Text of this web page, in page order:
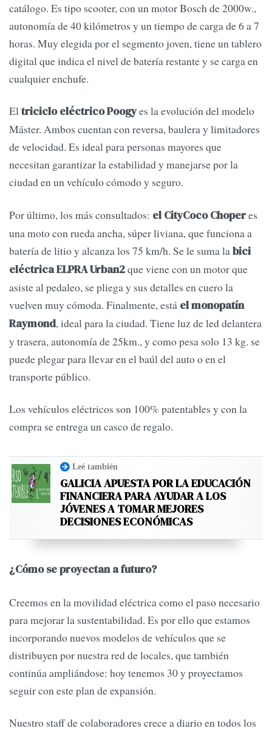
catálogo. Es tipo scooter, con un motor Bosch de 2000w.,
autonomía de 40 kilómetros y un tiempo de carga de 6 a 7
horas. Muy elegida por el segmento joven, tiene un tablero
digital que indica el nivel de batería restante y se carga en
cualquier enchufe.
Eltriciclo eléctrico Poogyes la evolución del modelo
Máster. Ambos cuentan con reversa, baulera y limitadores
de velocidad. Es ideal para personas mayores que
necesitan garantizar la estabilidad y manejarse por la
ciudad en un vehículo cómodo y seguro.
Por último, los más consultados: el CityCoco Choperes
una moto con rueda ancha, súper liviana, que funciona a
batería de litio y alcanza los 75 km/h. Se le suma labici
eléctrica ELPRA Urban2que viene con un motor que
asiste al pedaleo, se pliega y sus detalles en cuero la
vuelven muy cómoda. Finalmente, está el monopatín
Raymond, ideal para la ciudad. Tiene luz de led delantera
y trasera, autonomía de 25km., y como pesa solo 13 kg. se
puede plegar para llevar en el baúl del auto o en el
transporte público.
Los vehículos eléctricos son 100% patentables y con la
compra se entrega un casco de regalo.
Leé también
GALICIA APUESTA POR LA EDUCACIÓN
FINANCIERA PARA AYUDAR A LOS
JÓVENES A TOMAR MEJORES
DECISIONES ECONÓMICAS
¿Cómo se proyectan a futuro?
Creemos en la movilidad eléctrica como el paso necesario
para mejorar la sustentabilidad. Es por ello que estamos
incorporando nuevos modelos de vehículos que se
distribuyen por nuestra red de locales, que también
continúa ampliándose: hoy tenemos 30 y proyectamos
seguir con este plan de expansión.
Nuestro staff de colaboradores crece a diario en todos los